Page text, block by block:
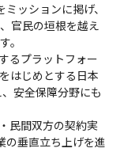
ッションに掲げ、
官民の垣根を越え
。
るプラットフォー
はじめとする日本
安全保障分野にも
民間双方の契約実
垂直立ち上げを進